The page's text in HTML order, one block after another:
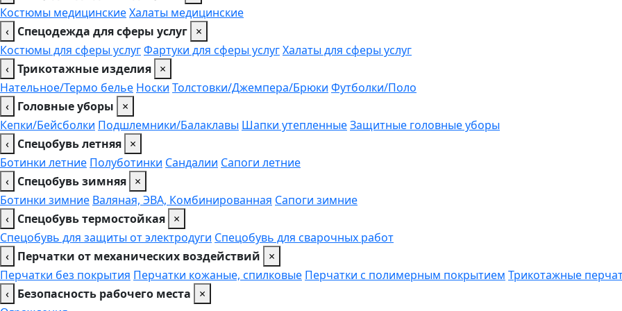
Костюмы медицинскиеХалаты медицинские
‹ Спецодежда для сферы услуг ×
Костюмы для сферы услугФартуки для сферы услугХалаты для сферы услуг
‹ Трикотажные изделия ×
Нательное/Термо белье Носки Толстовки/Джемпера/Брюки Футболки/Поло
‹ Головные уборы
×
Кепки/Бейсболки Подшлемники/Балаклавы Шапки утепленныеЗащитные головные уборы
‹ Спецобувь летняя ×
Ботинки летние Полуботинки Сандалии Сапоги летние
‹ Спецобувь зимняя ×
Ботинки зимние Валяная, ЭВА, Комбинированная Сапоги зимние
‹ Спецобувь термостойкая ×
Спецобувь для защиты от электродуги Спецобувь для сварочных работ
‹ Перчатки от механических воздействий
×
Перчатки без покрытия Перчатки кожаные, спилковые Перчатки с полимерным покрытием Трикотажные
‹ Безопасность рабочего места
×